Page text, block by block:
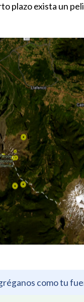
plazo exista un
como tu